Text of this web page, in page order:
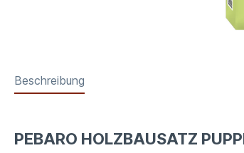
Beschreibung
PEBARO HOLZBAUSATZ